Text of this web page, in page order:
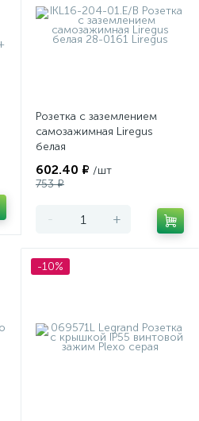
Розетка с заземлением
самозажимная Liregus
белая
602.40 ₽ /шт
753 ₽
- +
-10%